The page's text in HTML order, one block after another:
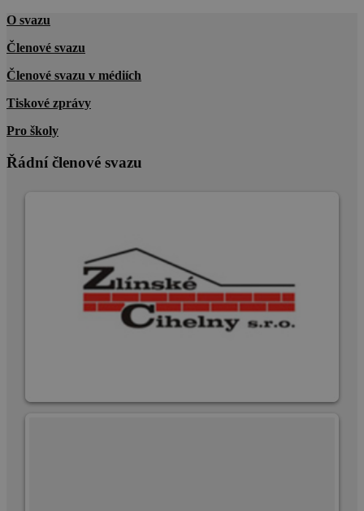
O svazu
Členové svazu
Členové svazu v médiích
Tiskové zprávy
Pro školy
Řádní členové svazu